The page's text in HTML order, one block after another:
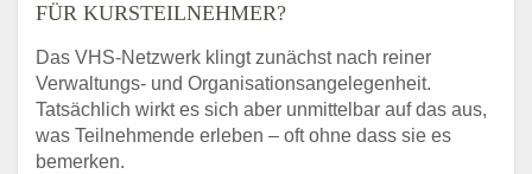
FÜR KURSTEILNEHMER?
Das VHS-Netzwerk klingt zunächst nach reiner
Verwaltungs- und Organisationsangelegenheit.
Tatsächlich wirkt es sich aber unmittelbar auf das aus,
was Teilnehmende erleben – oft ohne dass sie es
bemerken.